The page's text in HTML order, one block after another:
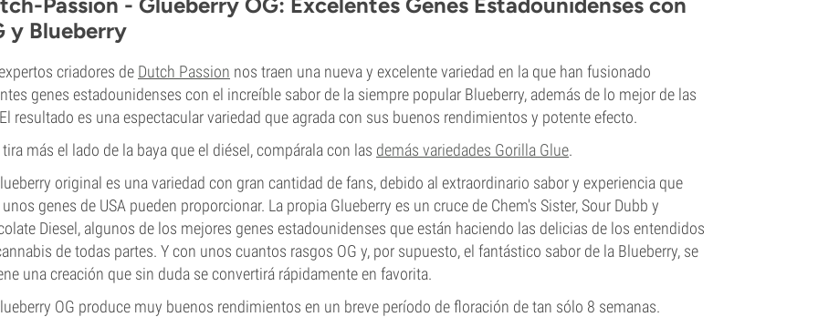
y Blueberry
criadores de Dutch Passion nos traen una nueva y excelente variedad en la que han fusionado
genes estadounidenses con el increíble sabor de la siempre popular Blueberry, además de lo mejor de las
resultado es una espectacular variedad que agrada con sus buenos rendimientos y potente efecto.
tira más el lado de la baya que el diésel, compárala con las demás variedades Gorilla Glue.
original es una variedad con gran cantidad de fans, debido al extraordinario sabor y experiencia que
genes de USA pueden proporcionar. La propia Glueberry es un cruce de Chem's Sister, Sour Dubb y
Diesel, algunos de los mejores genes estadounidenses que están haciendo las delicias de los entendidos
de todas partes. Y con unos cuantos rasgos OG y, por supuesto, el fantástico sabor de la Blueberry, se
una creación que sin duda se convertirá rápidamente en favorita.
OG produce muy buenos rendimientos en un breve período de floración de tan sólo 8 semanas.